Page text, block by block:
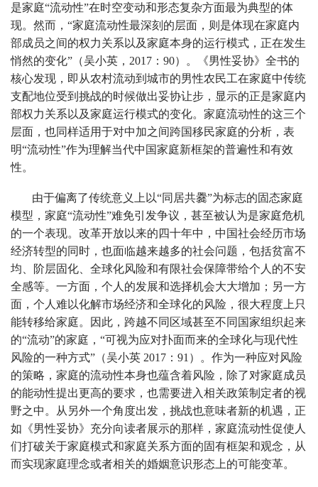
是家庭“流动性”在时空变动和形态复杂方面最为典型的体
现。然而，“家庭流动性最深刻的层面，则是体现在家庭内
部成员之间的权力关系以及家庭本身的运行模式，正在发生
悄然的变化”（吴小英，2017：90）。《男性妥协》全书的
核心发现，即从农村流动到城市的男性农民工在家庭中传统
支配地位受到挑战的时候做出妥协让步，显示的正是家庭内
部权力关系以及家庭运行模式的变化。家庭流动性的这三个
层面，也同样适用于对中加之间跨国移民家庭的分析，表
明“流动性”作为理解当代中国家庭新框架的普遍性和有效
性。
由于偏离了传统意义上以“同居共爨”为标志的固态家庭
模型，家庭“流动性”难免引发争议，甚至被认为是家庭危机
的一个表现。改革开放以来的四十年中，中国社会经历市场
经济转型的同时，也面临越来越多的社会问题，包括贫富不
均、阶层固化、全球化风险和有限社会保障带给个人的不安
全感等。一方面，个人的发展和选择机会大大增加；另一方
面，个人难以化解市场经济和全球化的风险，很大程度上只
能转移给家庭。因此，跨越不同区域甚至不同国家组织起来
的“流动”的家庭，“可视为应对扑面而来的全球化与现代性
风险的一种方式”（吴小英 2017：91）。作为一种应对风险
的策略，家庭的流动性本身也蕴含着风险，除了对家庭成员
的能动性提出更高的要求，也需要进入相关政策制定者的视
野之中。从另外一个角度出发，挑战也意味者新的机遇，正
如《男性妥协》充分向读者展示的那样，家庭流动性促使人
们打破关于家庭模式和家庭关系方面的固有框架和观念，从
而实现家庭理念或者相关的婚姻意识形态上的可能变革。